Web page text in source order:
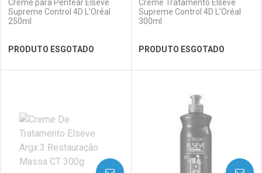
Ver Desconto Convênio Ver Desconto Convênio
Creme para Pentear Elseve
Supreme Control 4D L’Oréal
250ml
PRODUTO ESGOTADO
Laboratório
Por Menos
Creme Tratamento Elseve
Supreme Control 4D L’Oréal
300ml
PRODUTO ESGOTADO
Laboratório
Por Menos